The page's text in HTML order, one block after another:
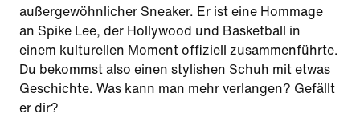
außergewöhnlicher Sneaker. Er ist eine Hommage
an Spike Lee, der Hollywood und Basketball in
einem kulturellen Moment offiziell zusammenführte.
Du bekommst also einen stylishen Schuh mit etwas
Geschichte. Was kann man mehr verlangen? Gefällt
er dir?